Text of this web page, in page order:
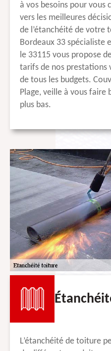
à vos besoins pour vous
vers les meilleures
de l’étanchéité de votre
Bordeaux 33 spécialiste
le 33115 vous propose
tarifs de nos prestations
de tous les budgets.
Plage, veille à vous faire
plus bas.
L’étanchéité de toiture